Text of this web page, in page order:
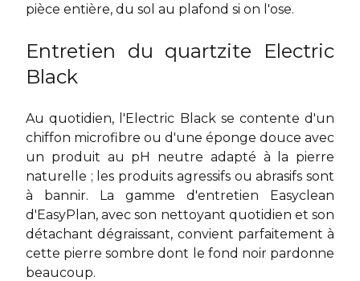
pièce entière, du sol au plafond si on l'ose.
Entretien du quartzite Electric
Black
Au quotidien, l'Electric Black se contente d'un
chiffon microfibre ou d'une éponge douce avec
un produit au pH neutre adapté à la pierre
naturelle ; les produits agressifs ou abrasifs sont
à bannir. La gamme d'entretien Easyclean
d'EasyPlan, avec son nettoyant quotidien et son
détachant dégraissant, convient parfaitement à
cette pierre sombre dont le fond noir pardonne
beaucoup.